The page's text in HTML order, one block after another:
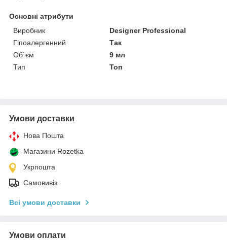
Основні атрибути
Виробник
Designer Professional
Гіпоалергенний
Так
Об`єм
9 мл
Тип
Топ
Умови доставки
Нова Пошта
Магазини Rozetka
Укрпошта
Самовивіз
Всі умови доставки
Умови оплати